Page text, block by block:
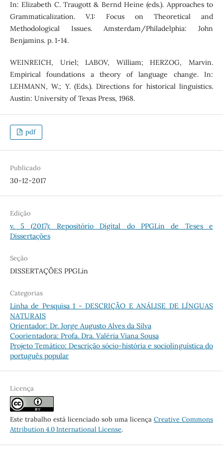
In: Elizabeth C. Traugott & Bernd Heine (eds.). Approaches to
Grammaticalization. V.1: Focus on Theoretical and
Methodological Issues. Amsterdam/Philadelphia: John
Benjamins. p. 1-14.
WEINREICH, Uriel; LABOV, William; HERZOG, Marvin.
Empirical foundations a theory of language change. In:
LEHMANN, W.; Y. (Eds.). Directions for historical linguistics.
Austin: University of Texas Press, 1968.
pdf
Publicado
30-12-2017
Edição
v. 5 (2017): Repositório Digital do PPGLin de Teses e
Dissertações
Seção
DISSERTAÇÕES PPGLin
Categorias
Linha de Pesquisa 1 - DESCRIÇÃO E ANÁLISE DE LÍNGUAS
NATURAIS
Orientador: Dr. Jorge Augusto Alves da Silva
Coorientadora: Profa. Dra. Valéria Viana Sousa
Projeto Temático: Descrição sócio-história e sociolinguística do
português popular
Licença
Este trabalho está licenciado sob uma licençaCreative Commons
Attribution 4.0 International License.